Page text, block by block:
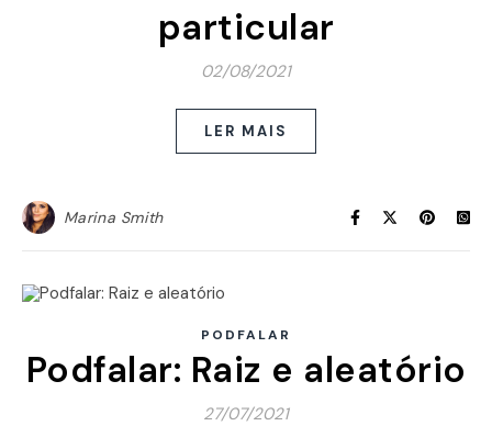
particular
02/08/2021
LER MAIS
Marina Smith
PODFALAR
Podfalar: Raiz e aleatório
27/07/2021